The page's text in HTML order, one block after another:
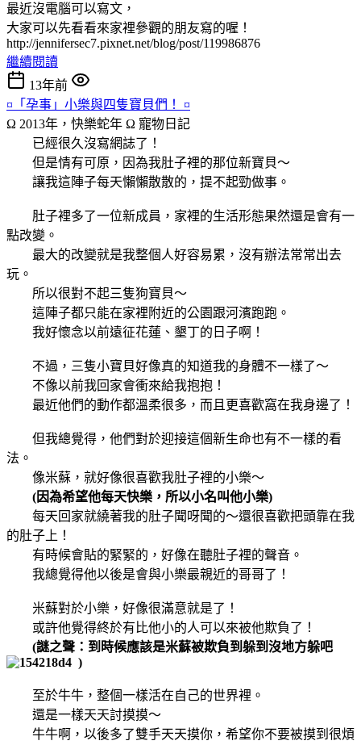
最近沒電腦可以寫文，
大家可以先看看來家裡參觀的朋友寫的喔！
http://jennifersec7.pixnet.net/blog/post/119986876
繼續閱讀
13年前
¤「孕事」小樂與四隻寶貝們！ ¤
Ω 2013年，快樂蛇年 Ω 寵物日記
已經很久沒寫網誌了！
但是情有可原，因為我肚子裡的那位新寶貝～
讓我這陣子每天懶懶散散的，提不起勁做事。
肚子裡多了一位新成員，家裡的生活形態果然還是會有一
點改變。
最大的改變就是我整個人好容易累，沒有辦法常常出去
玩。
所以很對不起三隻狗寶貝～
這陣子都只能在家裡附近的公園跟河濱跑跑。
我好懷念以前遠征花蓮、墾丁的日子啊！
不過，三隻小寶貝好像真的知道我的身體不一樣了～
不像以前我回家會衝來給我抱抱！
最近他們的動作都溫柔很多，而且更喜歡窩在我身邊了！
但我總覺得，他們對於迎接這個新生命也有不一樣的看
法。
像米蘇，就好像很喜歡我肚子裡的小樂～
(因為希望他每天快樂，所以小名叫他小樂)
每天回家就繞著我的肚子聞呀聞的～還很喜歡把頭靠在我
的肚子上！
有時候會貼的緊緊的，好像在聽肚子裡的聲音。
我總覺得他以後是會與小樂最親近的哥哥了！
米蘇對於小樂，好像很滿意就是了！
或許他覺得終於有比他小的人可以來被他欺負了！
(謎之聲：到時候應該是米蘇被欺負到躲到沒地方躲吧
)
至於牛牛，整個一樣活在自己的世界裡。
還是一樣天天討摸摸～
牛牛啊，以後多了雙手天天摸你，希望你不要被摸到很煩